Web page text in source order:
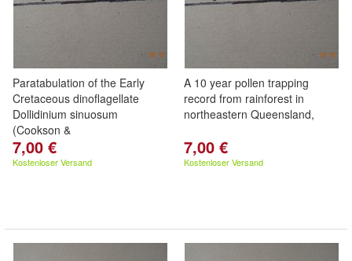
Paratabulation of the Early
Cretaceous dinoflagellate
Dollidinium sinuosum
(Cookson &
7,00 €
Kostenloser Versand
A 10 year pollen trapping
record from rainforest in
northeastern Queensland,
7,00 €
Kostenloser Versand